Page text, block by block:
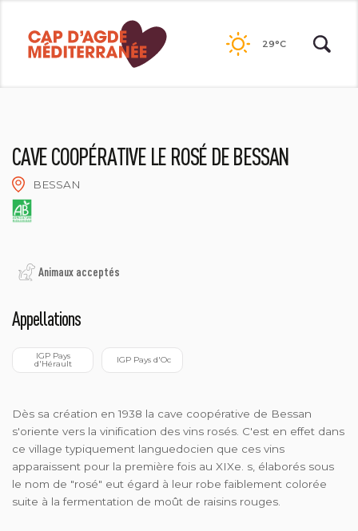
contenu
29°C
CAVE COOPÉRATIVE LE ROSÉ DE BESSAN
BESSAN
Animaux acceptés
Appellations
d'Hérault IGP Pays d'Oc
Dès sa création en 1938 la cave coopérative de Bessan
s'oriente vers la vinification des vins rosés. C'est en effet dans
ce village typiquement languedocien que ces vins
apparaissent pour la première fois au XIXe. s, élaborés sous
le nom de "rosé" eut égard à leur robe faiblement colorée
suite à la fermentation de moût de raisins rouges.